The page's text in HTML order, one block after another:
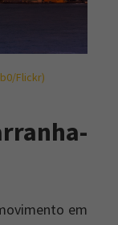
Flickr)
em